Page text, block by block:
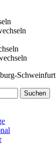
Schweinfurt